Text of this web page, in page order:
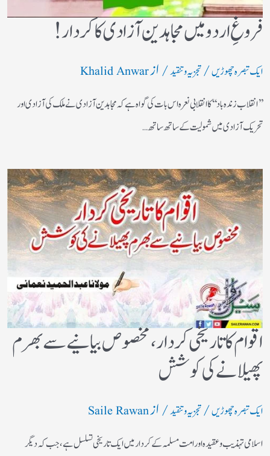
فروغِ اردو میں مجاہدین آزادی کا کردار!
ایک تبصرہ چھوڑیں/تجزیہ و تنقید/ ازKhalid Anwar
’’انقلاب زندہ باد‘‘کا انقلابی نعرہ اس بات کی گواہ ہے کہ مجاہدین آزادی نے ملک کی آزادی اور
تحریک آزادی میں شمولیت کے ساتھ ساتھ…
اقوام کا تاریخی کردار،مخصوص بیانیے سے بھرم
پھیلانے کی کوشش
ایک تبصرہ چھوڑیں/تجزیہ و تنقید/ ازSaile Rawan
اسلامی تہذیب و عقیدہ اور امت مسلمہ کے کردار میں ایک تاریخی تسلسل ہے، جب کہ دیگر